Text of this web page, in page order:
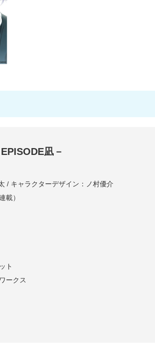
凪－
/ キャラクターデザイン：ノ村優介
載）
ト
ークス